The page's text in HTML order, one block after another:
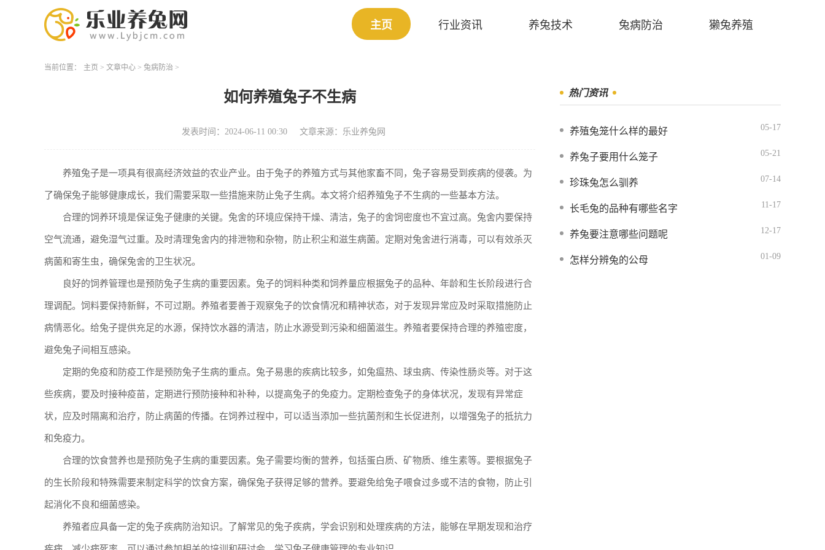
主页 行业资讯 养兔技术 兔病防治 獭兔养殖
当前位置： 主页 > 文章中心 > 兔病防治 >
如何养殖兔子不生病
发表时间：2024-06-11 00:30 文章来源：乐业养兔网
养殖兔子是一项具有很高经济效益的农业产业。由于兔子的养殖方式与其他家畜不同，兔子容易受到疾病的侵袭。为
了确保兔子能够健康成长，我们需要采取一些措施来防止兔子生病。本文将介绍养殖兔子不生病的一些基本方法。
合理的饲养环境是保证兔子健康的关键。兔舍的环境应保持干燥、清洁，兔子的舍饲密度也不宜过高。兔舍内要保持
空气流通，避免湿气过重。及时清理兔舍内的排泄物和杂物，防止积尘和滋生病菌。定期对兔舍进行消毒，可以有效杀灭
病菌和寄生虫，确保兔舍的卫生状况。
良好的饲养管理也是预防兔子生病的重要因素。兔子的饲料种类和饲养量应根据兔子的品种、年龄和生长阶段进行合
理调配。饲料要保持新鲜，不可过期。养殖者要善于观察兔子的饮食情况和精神状态，对于发现异常应及时采取措施防止
病情恶化。给兔子提供充足的水源，保持饮水器的清洁，防止水源受到污染和细菌滋生。养殖者要保持合理的养殖密度，
避免兔子间相互感染。
定期的免疫和防疫工作是预防兔子生病的重点。兔子易患的疾病比较多，如兔瘟热、球虫病、传染性肠炎等。对于这
些疾病，要及时接种疫苗，定期进行预防接种和补种，以提高兔子的免疫力。定期检查兔子的身体状况，发现有异常症
状，应及时隔离和治疗，防止病菌的传播。在饲养过程中，可以适当添加一些抗菌剂和生长促进剂，以增强兔子的抵抗力
和免疫力。
合理的饮食营养也是预防兔子生病的重要因素。兔子需要均衡的营养，包括蛋白质、矿物质、维生素等。要根据兔子
的生长阶段和特殊需要来制定科学的饮食方案，确保兔子获得足够的营养。要避免给兔子喂食过多或不洁的食物，防止引
起消化不良和细菌感染。
养殖者应具备一定的兔子疾病防治知识。了解常见的兔子疾病，学会识别和处理疾病的方法，能够在早期发现和治疗
热门资讯
养殖兔笼什么样的最好 05-17
养兔子要用什么笼子 05-21
珍珠兔怎么驯养 07-14
长毛兔的品种有哪些名字 11-17
养兔要注意哪些问题呢 12-17
怎样分辨兔的公母 01-09